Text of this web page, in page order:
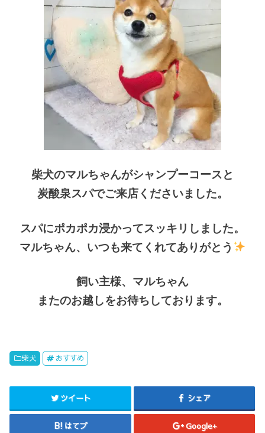
柴犬のマルちゃんがシャンプーコースと
炭酸泉スパでご来店くださいました。
スパにポカポカ浸かってスッキリしました。
マルちゃん、いつも来てくれてありがとう
飼い主様、マルちゃん
またのお越しをお待ちしております。
柴犬 おすすめ
ツイート シェア
はてブ Google+